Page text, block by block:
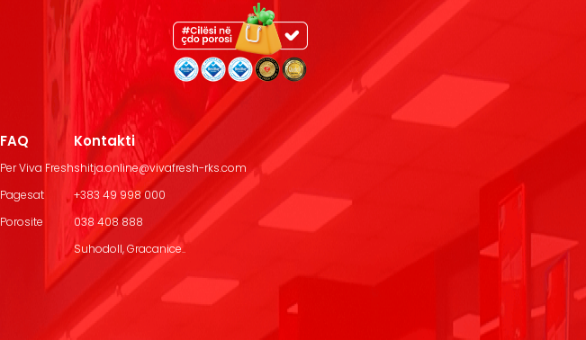
FAQ
Per Viva Fresh
Pagesat
Porosite
Kontakti
shitja.online@vivafresh-rks.com
+383 49 998 000
038 408 888
Suhodoll, Gracanice..